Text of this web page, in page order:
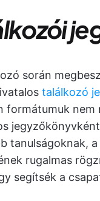
során
találkozó
formátumuk nem
tanulságoknak,
rugalmas
segítsék a